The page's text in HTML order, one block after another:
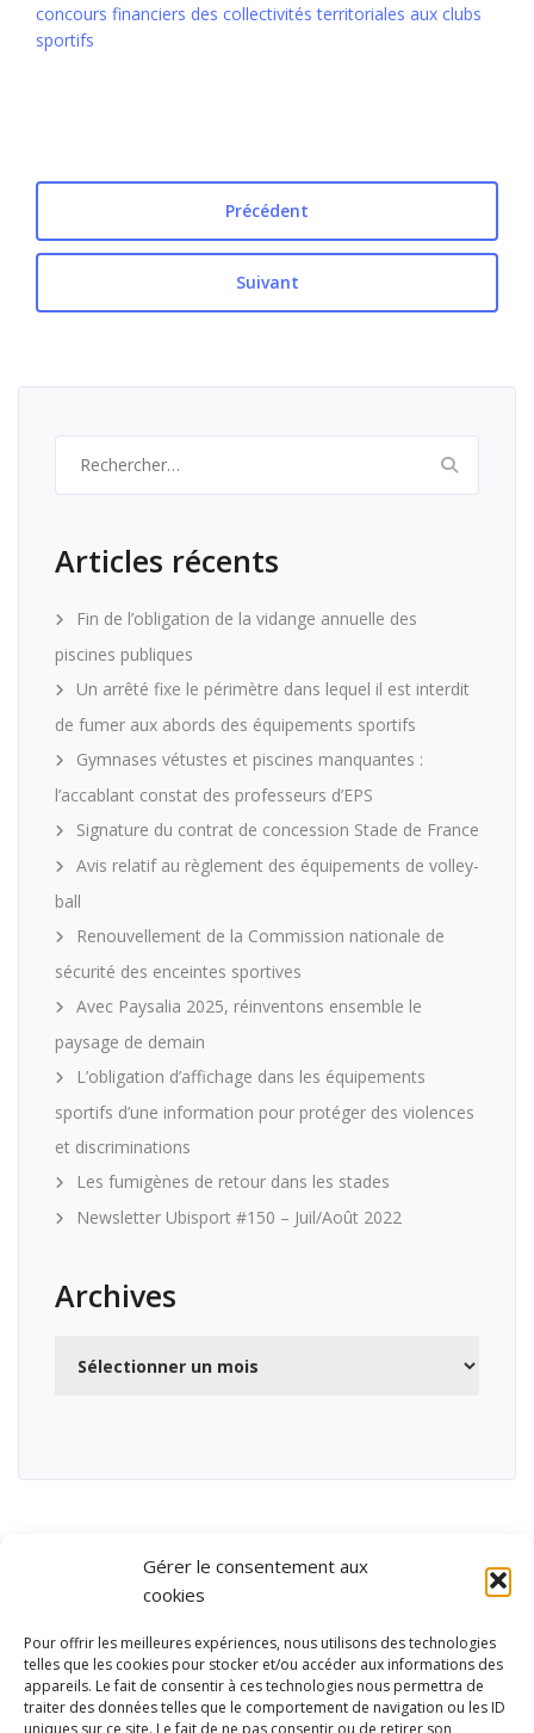
Gérer le consentement aux
cookies
Pour offrir les meilleures expériences, nous utilisons des technologies
telles que les cookies pour stocker et/ou accéder aux informations des
appareils. Le fait de consentir à ces technologies nous permettra de
traiter des données telles que le comportement de navigation ou les ID
uniques sur ce site. Le fait de ne pas consentir ou de retirer son
concours financiers des collectivités territoriales aux clubs
sportifs
Précédent
Suivant
Articles récents
Fin de l’obligation de la vidange annuelle des
piscines publiques
Un arrêté fixe le périmètre dans lequel il est interdit
de fumer aux abords des équipements sportifs
Gymnases vétustes et piscines manquantes :
l’accablant constat des professeurs d’EPS
Signature du contrat de concession Stade de France
Avis relatif au règlement des équipements de volley-
ball
Renouvellement de la Commission nationale de
sécurité des enceintes sportives
Avec Paysalia 2025, réinventons ensemble le
paysage de demain
L’obligation d’affichage dans les équipements
sportifs d’une information pour protéger des violences
et discriminations
Les fumigènes de retour dans les stades
Newsletter Ubisport #150 – Juil/Août 2022
Archives